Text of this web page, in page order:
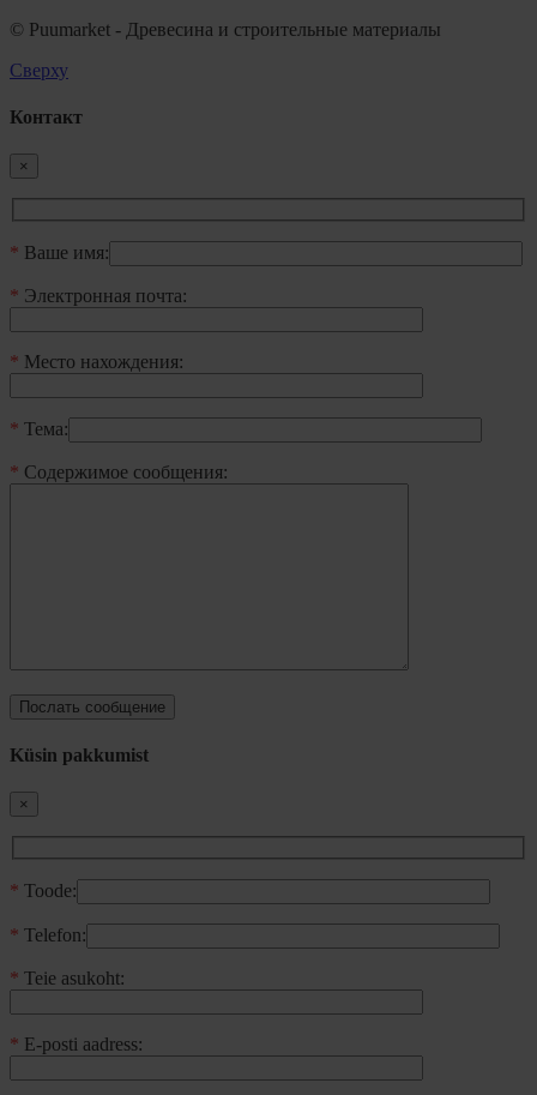
© Puumarket - Древесина и строительные материалы
Сверху
Контакт
×
* Ваше имя:
* Электронная почта:
* Mесто нахождения:
* Тема:
* Содержимое сообщения:
Küsin pakkumist
×
* Toode:
* Telefon:
* Teie asukoht:
* E-posti aadress: